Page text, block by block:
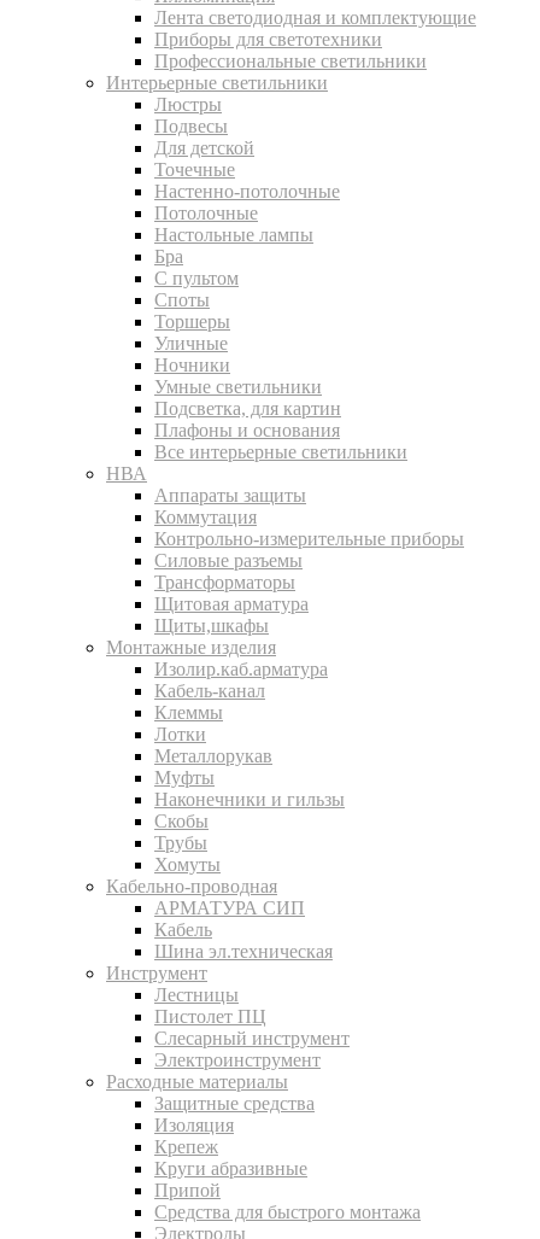
Лента светодиодная и комплектующие
Приборы для светотехники
Профессиональные светильники
Интерьерные светильники
Люстры
Подвесы
Для детской
Точечные
Настенно-потолочные
Потолочные
Настольные лампы
Бра
С пультом
Споты
Торшеры
Уличные
Ночники
Умные светильники
Подсветка, для картин
Плафоны и основания
Все интерьерные светильники
НВА
Аппараты защиты
Коммутация
Контрольно-измерительные приборы
Силовые разъемы
Трансформаторы
Щитовая арматура
Щиты,шкафы
Монтажные изделия
Изолир.каб.арматура
Кабель-канал
Клеммы
Лотки
Металлорукав
Муфты
Наконечники и гильзы
Скобы
Трубы
Хомуты
Кабельно-проводная
АРМАТУРА СИП
Кабель
Шина эл.техническая
Инструмент
Лестницы
Пистолет ПЦ
Слесарный инструмент
Электроинструмент
Расходные материалы
Защитные средства
Изоляция
Крепеж
Круги абразивные
Припой
Средства для быстрого монтажа
Электроды